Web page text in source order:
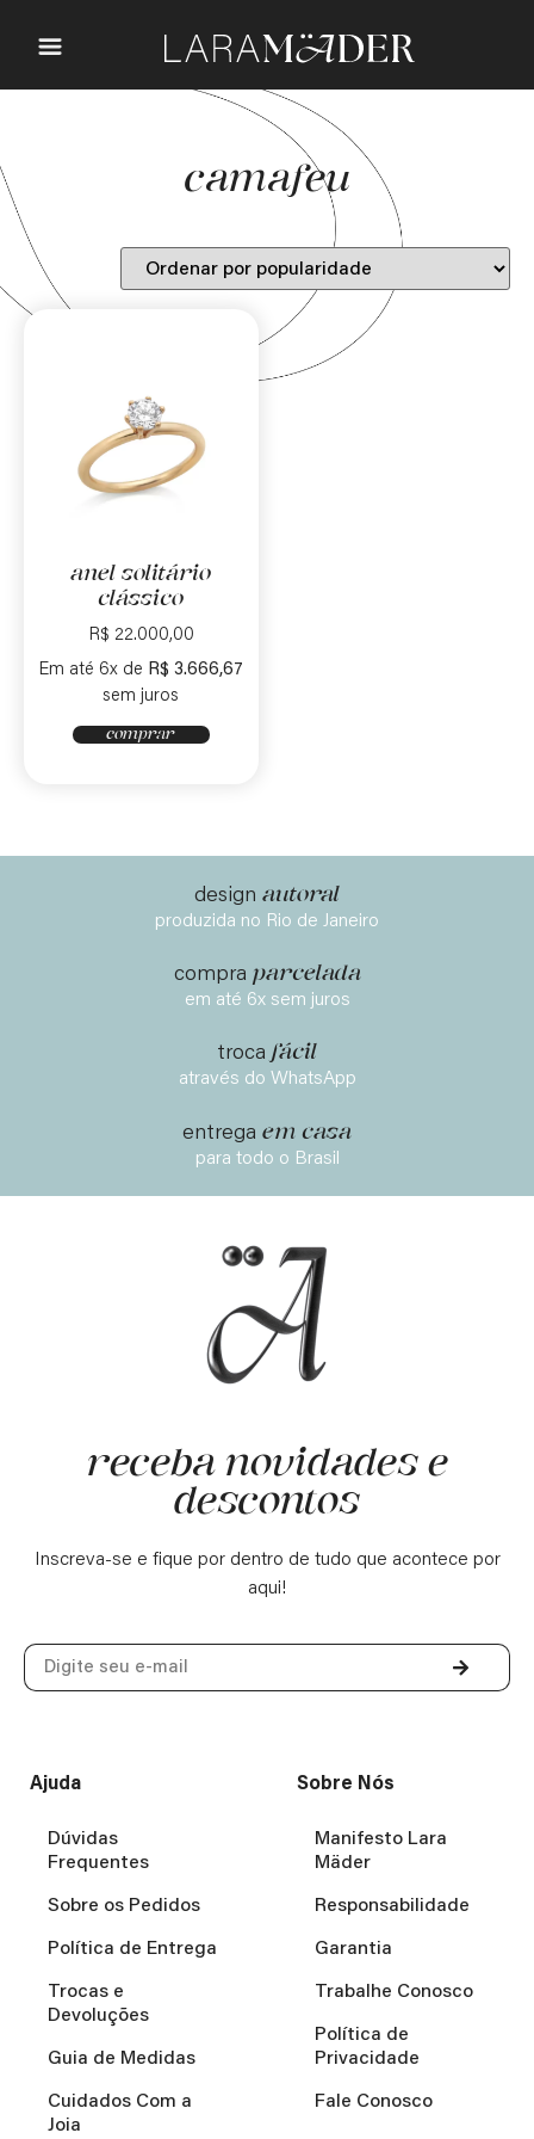
camafeu
anel solitário
clássico
R$ 22.000,00
Em até 6x de R$ 3.666,67
sem juros
comprar
design autoral
produzida no Rio de Janeiro
compra parcelada
em até 6x sem juros
troca fácil
através do WhatsApp
entrega em casa
para todo o Brasil
receba novidades e
descontos
Inscreva-se e fique por dentro de tudo que acontece por
aqui!
Ajuda
Dúvidas
Frequentes
Sobre os Pedidos
Política de Entrega
Trocas e
Devoluções
Guia de Medidas
Cuidados Com a
Joia
Sobre Nós
Manifesto Lara
Mäder
Responsabilidade
Garantia
Trabalhe Conosco
Política de
Privacidade
Fale Conosco